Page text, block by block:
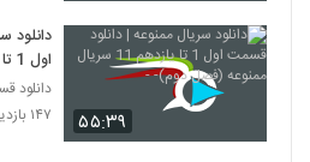
۵۵:۳۹
دانلود
(فصل
۱۴۷ بازدید